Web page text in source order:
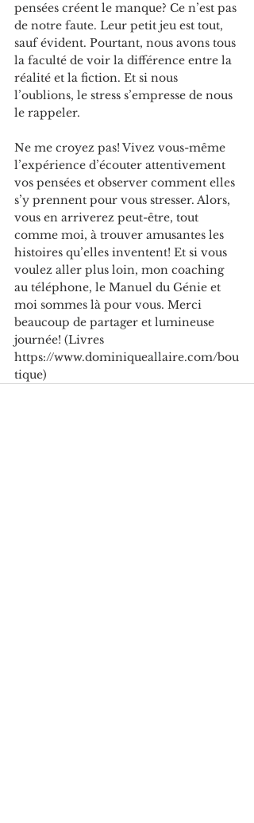
pensées créent le manque? Ce n’est pas
de notre faute. Leur petit jeu est tout,
sauf évident. Pourtant, nous avons tous
la faculté de voir la différence entre la
réalité et la fiction. Et si nous
l’oublions, le stress s’empresse de nous
le rappeler.
Ne me croyez pas! Vivez vous-même
l’expérience d’écouter attentivement
vos pensées et observer comment elles
s’y prennent pour vous stresser. Alors,
vous en arriverez peut-être, tout
comme moi, à trouver amusantes les
histoires qu’elles inventent! Et si vous
voulez aller plus loin, mon coaching
au téléphone, le Manuel du Génie et
moi sommes là pour vous. Merci
beaucoup de partager et lumineuse
journée! (Livres
https://www.dominiqueallaire.com/bou
tique)